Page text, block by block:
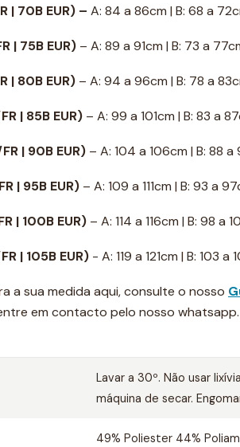
| 70B EUR) – A: 84 a 86cm | B: 68 a
| 75B EUR) – A: 89 a 91cm | B: 73 a
| 80B EUR) – A: 94 a 96cm | B: 78 a
| 85B EUR) – A: 99 a 101cm | B: 83 a
| 90B EUR) – A: 104 a 106cm | B: 88 a
| 95B EUR) – A: 109 a 111cm | B: 93 a
| 100B EUR) – A: 114 a 116cm | B: 98 a
| 105B EUR) - A: 119 a 121cm | B: 103 a
a sua medida aqui, consulte o nosso
em contacto pelo nosso whatsapp.
Lavar a 30º. Não usar
máquina de secar.
49% Poliester 44%